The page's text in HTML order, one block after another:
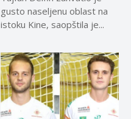
gusto naseljenu oblast na
istoku Kine, saopštila je...